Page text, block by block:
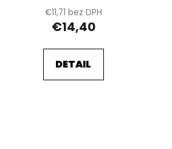
€11,71 bez DPH
€14,40
DETAIL